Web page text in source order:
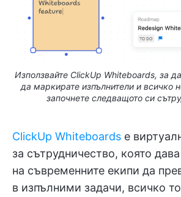
Използвайте ClickUp Whiteboards, за
да маркирате изпълнители и всичко
започнете следващото си
ClickUp Whiteboards е
за сътрудничество, която
на съвременните екипи да
в изпълними задачи, всичко